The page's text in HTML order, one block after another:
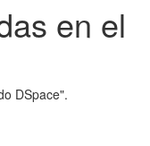
en el
DSpace".